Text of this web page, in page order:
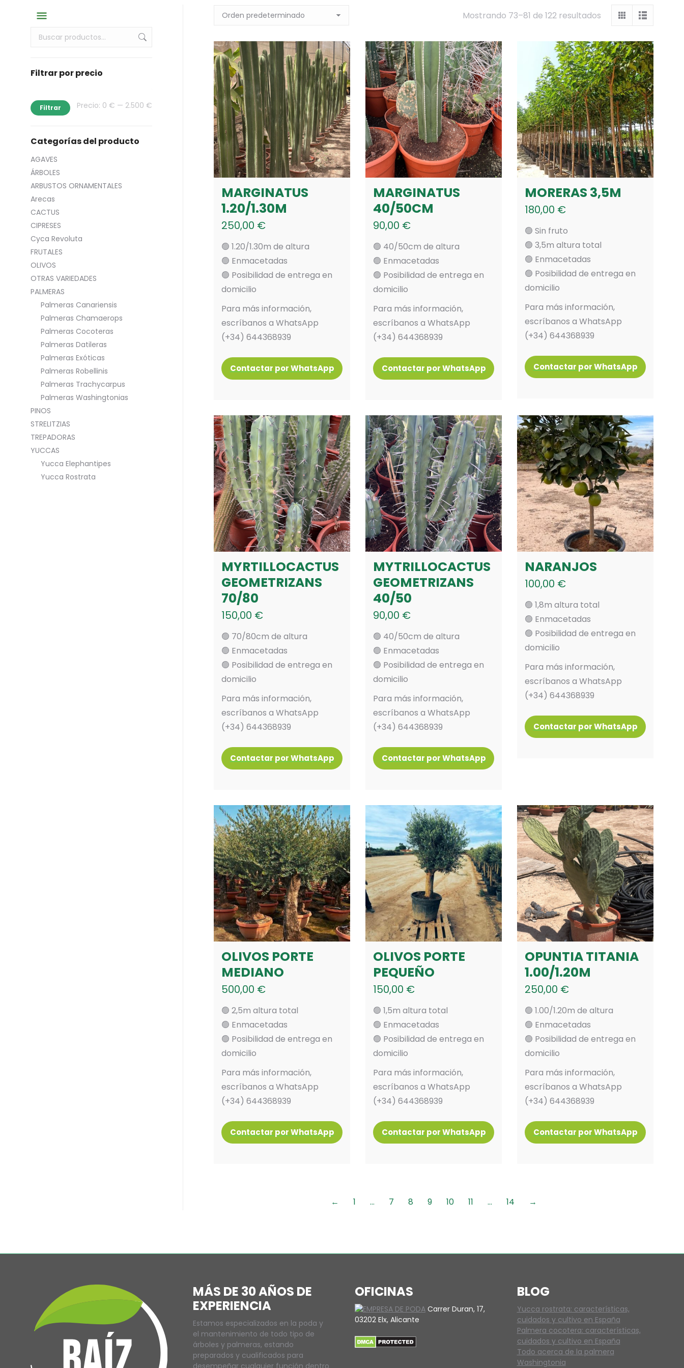
Mostrando 73–81 de 122 resultados
MARGINATUS
1.20/1.30M
250,00 €
🟢 1.20/1.30m de altura
🟢 Enmacetadas
🟢 Posibilidad de entrega en
domicilio
Para más información,
escríbanos a WhatsApp
(+34) 644368939
MARGINATUS
40/50CM
90,00 €
🟢 40/50cm de altura
🟢 Enmacetadas
🟢 Posibilidad de entrega en
domicilio
Para más información,
escríbanos a WhatsApp
(+34) 644368939
MORERAS 3,5M
180,00 €
🟢 Sin fruto
🟢 3,5m altura total
🟢 Enmacetadas
🟢 Posibilidad de entrega en
domicilio
Para más información,
escríbanos a WhatsApp
(+34) 644368939
MYRTILLOCACTUS
GEOMETRIZANS
70/80
150,00 €
🟢 70/80cm de altura
🟢 Enmacetadas
🟢 Posibilidad de entrega en
domicilio
Para más información,
escríbanos a WhatsApp
(+34) 644368939
MYTRILLOCACTUS
GEOMETRIZANS
40/50
90,00 €
🟢 40/50cm de altura
🟢 Enmacetadas
🟢 Posibilidad de entrega en
domicilio
Para más información,
escríbanos a WhatsApp
(+34) 644368939
NARANJOS
100,00 €
🟢 1,8m altura total
🟢 Enmacetadas
🟢 Posibilidad de entrega en
domicilio
Para más información,
escríbanos a WhatsApp
(+34) 644368939
OLIVOS PORTE
MEDIANO
500,00 €
🟢 2,5m altura total
🟢 Enmacetadas
🟢 Posibilidad de entrega en
domicilio
Para más información,
escríbanos a WhatsApp
(+34) 644368939
OLIVOS PORTE
PEQUEÑO
150,00 €
🟢 1,5m altura total
🟢 Enmacetadas
🟢 Posibilidad de entrega en
domicilio
Para más información,
escríbanos a WhatsApp
(+34) 644368939
OPUNTIA TITANIA
1.00/1.20M
250,00 €
🟢 1.00/1.20m de altura
🟢 Enmacetadas
🟢 Posibilidad de entrega en
domicilio
Para más información,
escríbanos a WhatsApp
(+34) 644368939
← 1 … 7 8 9 10 11 … 14 →
Filtrar por precio
Filtrar Precio: 0 € — 2.500 €
Categorías del producto
AGAVES
ÁRBOLES
ARBUSTOS ORNAMENTALES
Arecas
CACTUS
CIPRESES
Cyca Revoluta
FRUTALES
OLIVOS
OTRAS VARIEDADES
PALMERAS
Palmeras Canariensis
Palmeras Chamaerops
Palmeras Cocoteras
Palmeras Datileras
Palmeras Exóticas
Palmeras Robellinis
Palmeras Trachycarpus
Palmeras Washingtonias
PINOS
STRELITZIAS
TREPADORAS
YUCCAS
Yucca Elephantipes
Yucca Rostrata
MÁS DE 30 AÑOS DE
EXPERIENCIA
Estamos especializados en la poda y
el mantenimiento de todo tipo de
árboles y palmeras, estando
preparados y cualificados para
desempeñar cualquier función dentro
OFICINAS
Carrer Duran, 17,
03202 Elx, Alicante
BLOG
Yucca rostrata: características,
cuidados y cultivo en España
Palmera cocotera: características,
cuidados y cultivo en España
Todo acerca de la palmera
Washingtonia